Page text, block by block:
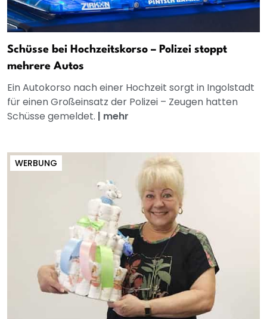
Schüsse bei Hochzeitskorso – Polizei stoppt
mehrere Autos
Ein Autokorso nach einer Hochzeit sorgt in Ingolstadt
für einen Großeinsatz der Polizei – Zeugen hatten
Schüsse gemeldet. | mehr
WERBUNG